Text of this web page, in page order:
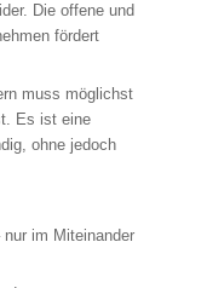
Die offene und
fördert
muss möglichst
Es ist eine
ohne jedoch
im Miteinander